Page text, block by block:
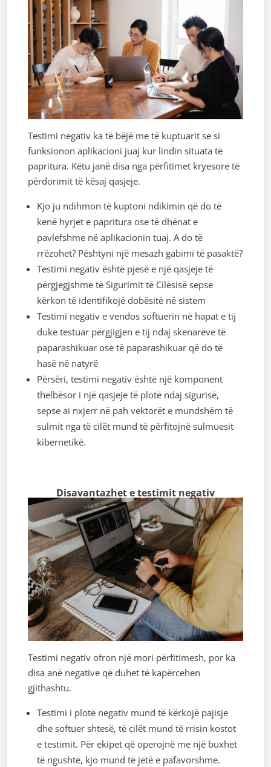
Testimi negativ ka të bëjë me të kuptuarit se si
funksionon aplikacioni juaj kur lindin situata të
papritura. Këtu janë disa nga përfitimet kryesore të
përdorimit të kësaj qasjeje.
Kjo ju ndihmon të kuptoni ndikimin që do të
kenë hyrjet e papritura ose të dhënat e
pavlefshme në aplikacionin tuaj. A do të
rrëzohet? Pështyni një mesazh gabimi të pasaktë?
Testimi negativ është pjesë e një qasjeje të
përgjegjshme të Sigurimit të Cilësisë sepse
kërkon të identifikojë dobësitë në sistem
Testimi negativ e vendos softuerin në hapat e tij
duke testuar përgjigjen e tij ndaj skenarëve të
paparashikuar ose të paparashikuar që do të
hasë në natyrë
Përsëri, testimi negativ është një komponent
thelbësor i një qasjeje të plotë ndaj sigurisë,
sepse ai nxjerr në pah vektorët e mundshëm të
sulmit nga të cilët mund të përfitojnë sulmuesit
kibernetikë.
Disavantazhet e testimit negativ
Testimi negativ ofron një mori përfitimesh, por ka
disa anë negative që duhet të kapërcehen
gjithashtu.
Testimi i plotë negativ mund të kërkojë pajisje
dhe softuer shtesë, të cilët mund të rrisin kostot
e testimit. Për ekipet që operojnë me një buxhet
të ngushtë, kjo mund të jetë e pafavorshme.